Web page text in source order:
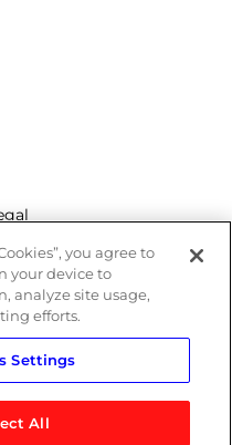
you agree to
your device to
analyze site usage,
efforts.
Settings
All